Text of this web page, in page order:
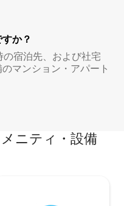
か？
宿泊先、および社宅
マンション・アパート
ニティ・設備